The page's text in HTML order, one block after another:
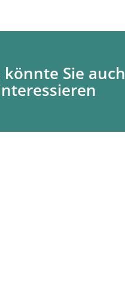
könnte Sie auch